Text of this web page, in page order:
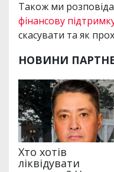
Також ми
фінансову
скасувати та як